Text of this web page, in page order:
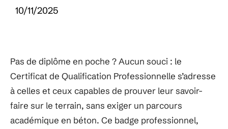
10/11/2025
Pas de diplôme en poche ? Aucun souci : le
Certificat de Qualification Professionnelle s’adresse
à celles et ceux capables de prouver leur savoir-
faire sur le terrain, sans exiger un parcours
académique en béton. Ce badge professionnel,